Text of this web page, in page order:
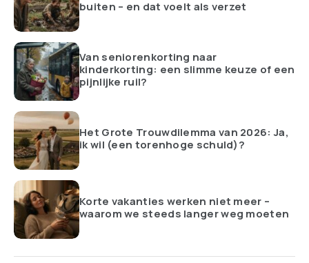
buiten – en dat voelt als verzet
Van seniorenkorting naar
kinderkorting: een slimme keuze of een
pijnlijke ruil?
Het Grote Trouwdilemma van 2026: Ja,
ik wil (een torenhoge schuld)?
Korte vakanties werken niet meer –
waarom we steeds langer weg moeten